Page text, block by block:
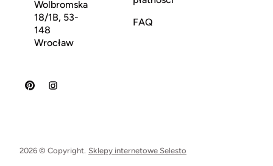
Wolbromska
18/1B, 53-
148
Wrocław
FAQ
2026 © Copyright. Sklepy internetowe Selesto